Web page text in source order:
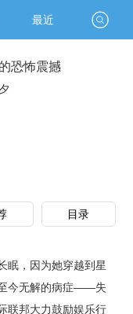
最近
恐怖震撼
目录
，因为她穿越到星
今无解的病症——失
联邦大力鼓励娱乐行